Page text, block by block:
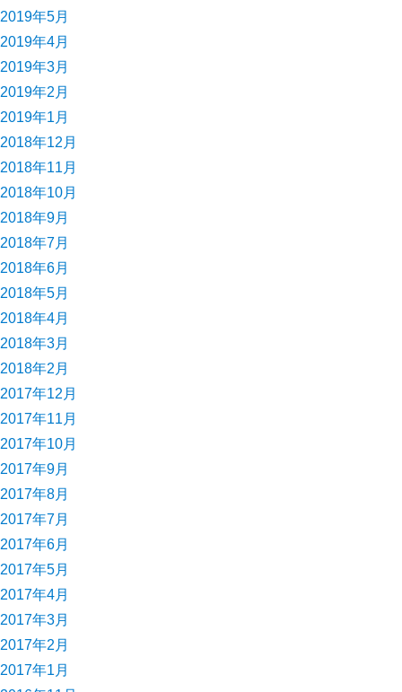
2019年5月
2019年4月
2019年3月
2019年2月
2019年1月
2018年12月
2018年11月
2018年10月
2018年9月
2018年7月
2018年6月
2018年5月
2018年4月
2018年3月
2018年2月
2017年12月
2017年11月
2017年10月
2017年9月
2017年8月
2017年7月
2017年6月
2017年5月
2017年4月
2017年3月
2017年2月
2017年1月